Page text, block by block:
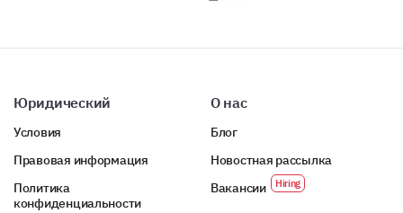
Юридический
Условия
Правовая информация
Политика
конфиденциальности
О нас
Блог
Новостная рассылка
Вакансии